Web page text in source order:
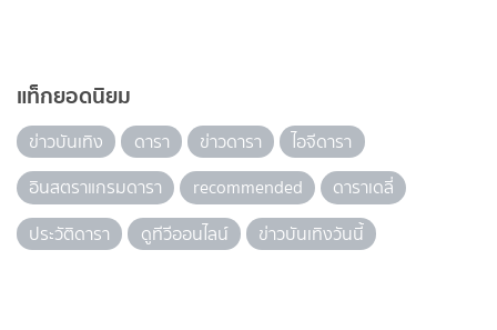
แท็กยอดนิยม
ข่าวบันเทิง ดารา ข่าวดารา
ไอจีดารา
อินสตราแกรมดารา
recommended
ดาราเดลี่
ประวัติดารา
ดูทีวีออนไลน์ ข่าวบันเทิงวันนี้